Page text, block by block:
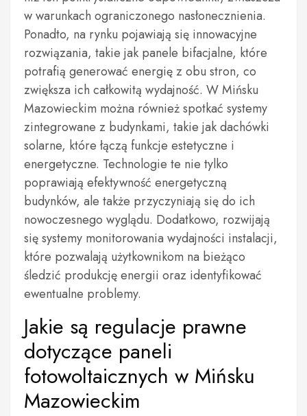
w warunkach ograniczonego nasłonecznienia.
Ponadto, na rynku pojawiają się innowacyjne
rozwiązania, takie jak panele bifacjalne, które
potrafią generować energię z obu stron, co
zwiększa ich całkowitą wydajność. W Mińsku
Mazowieckim można również spotkać systemy
zintegrowane z budynkami, takie jak dachówki
solarne, które łączą funkcje estetyczne i
energetyczne. Technologie te nie tylko
poprawiają efektywność energetyczną
budynków, ale także przyczyniają się do ich
nowoczesnego wyglądu. Dodatkowo, rozwijają
się systemy monitorowania wydajności instalacji,
które pozwalają użytkownikom na bieżąco
śledzić produkcję energii oraz identyfikować
ewentualne problemy.
Jakie są regulacje prawne
dotyczące paneli
fotowoltaicznych w Mińsku
Mazowieckim